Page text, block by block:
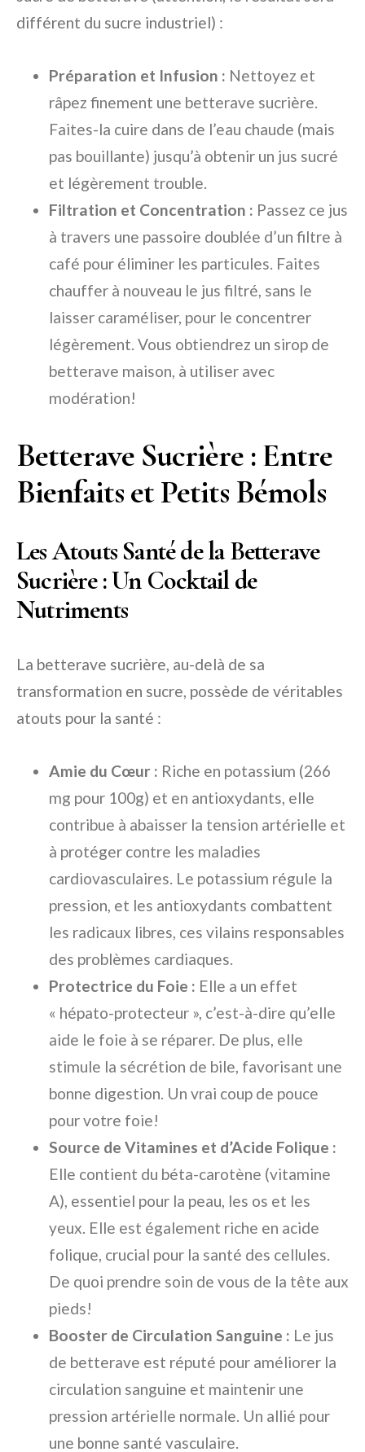
différent du sucre industriel) :
Préparation et Infusion : Nettoyez et
râpez finement une betterave sucrière.
Faites-la cuire dans de l’eau chaude (mais
pas bouillante) jusqu’à obtenir un jus sucré
et légèrement trouble.
Filtration et Concentration : Passez ce jus
à travers une passoire doublée d’un filtre à
café pour éliminer les particules. Faites
chauffer à nouveau le jus filtré, sans le
laisser caraméliser, pour le concentrer
légèrement. Vous obtiendrez un sirop de
betterave maison, à utiliser avec
modération!
Betterave Sucrière : Entre
Bienfaits et Petits Bémols
Les Atouts Santé de la Betterave
Sucrière : Un Cocktail de
Nutriments
La betterave sucrière, au-delà de sa
transformation en sucre, possède de véritables
atouts pour la santé :
Amie du Cœur : Riche en potassium (266
mg pour 100g) et en antioxydants, elle
contribue à abaisser la tension artérielle et
à protéger contre les maladies
cardiovasculaires. Le potassium régule la
pression, et les antioxydants combattent
les radicaux libres, ces vilains responsables
des problèmes cardiaques.
Protectrice du Foie : Elle a un effet
« hépato-protecteur », c’est-à-dire qu’elle
aide le foie à se réparer. De plus, elle
stimule la sécrétion de bile, favorisant une
bonne digestion. Un vrai coup de pouce
pour votre foie!
Source de Vitamines et d’Acide Folique :
Elle contient du béta-carotène (vitamine
A), essentiel pour la peau, les os et les
yeux. Elle est également riche en acide
folique, crucial pour la santé des cellules.
De quoi prendre soin de vous de la tête aux
pieds!
Booster de Circulation Sanguine : Le jus
de betterave est réputé pour améliorer la
circulation sanguine et maintenir une
pression artérielle normale. Un allié pour
une bonne santé vasculaire.